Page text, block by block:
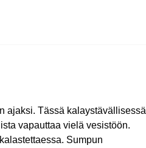
ajaksi. Tässä kalaystävällisessä
vapauttaa vielä vesistöön.
Sumpun